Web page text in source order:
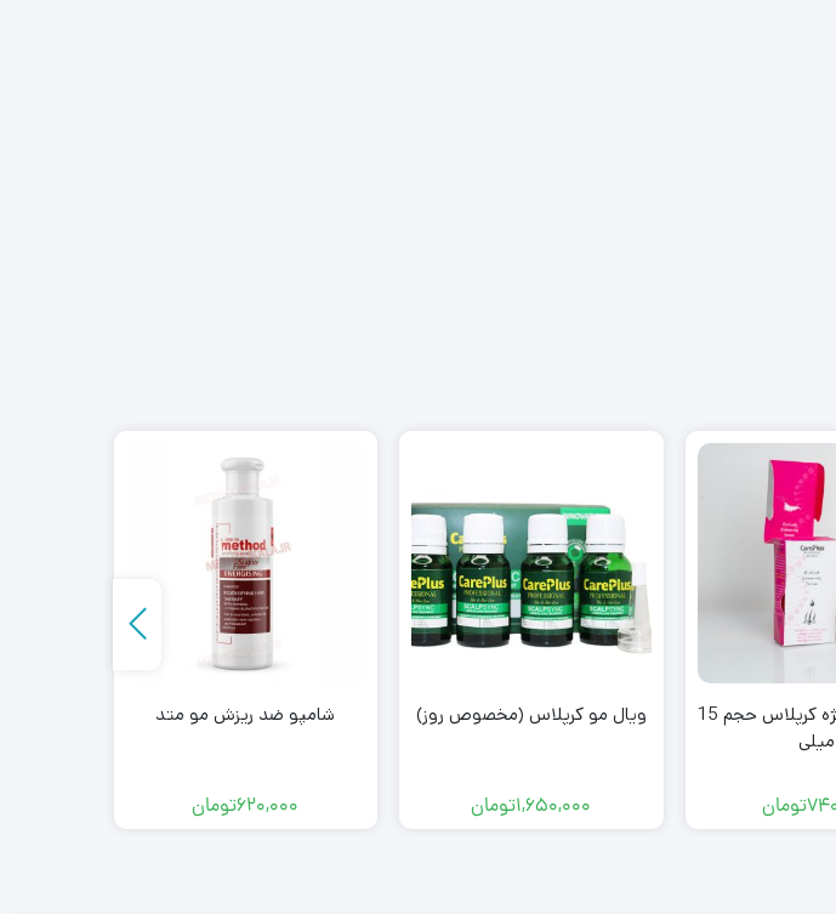
سرم تقویت مژه کرپلاس حجم 15
میلی
تومان
ویال مو کرپلاس (مخصوص روز)
1,650,000تومان
شامپو ضد ریزش مو متد
620,000تومان